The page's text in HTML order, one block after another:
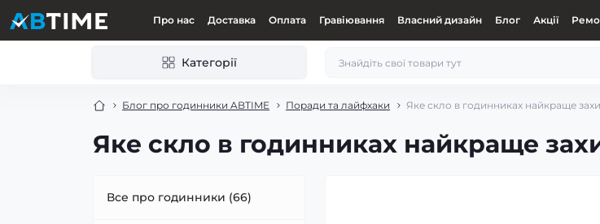
Про нас Доставка Оплата Гравіювання Власний дизайн Блог Акції
Категорії
Блог про годинники ABTIME Поради та лайфхаки Яке скло в годинниках найкраще
Яке скло в годинниках найкраще
Все про годинники (66)